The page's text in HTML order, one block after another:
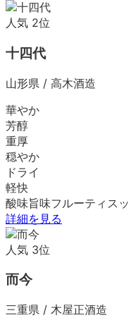
人気 2位
十四代
山形県 / 高木酒造
華やか
芳醇
重厚
穏やか
ドライ
軽快
酸味旨味フルーティ ス
詳細を見る
人気 3位
而今
三重県 / 木屋正酒造